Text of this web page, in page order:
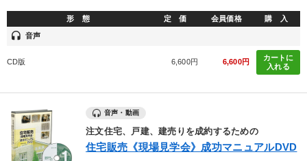
形 態 定 価 会員価格 購 入
headset 音声
CD版 6,600円 6,600円
カートに
入れる
音声・動画
注文住宅、戸建、建売りを成約するための
住宅販売《現場見学会》成功マニュアルDVD